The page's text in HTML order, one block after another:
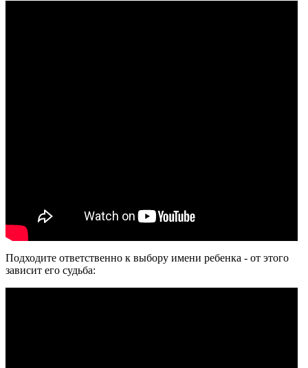
Подходите ответственно к выбору имени ребенка - от этого
зависит его судьба: